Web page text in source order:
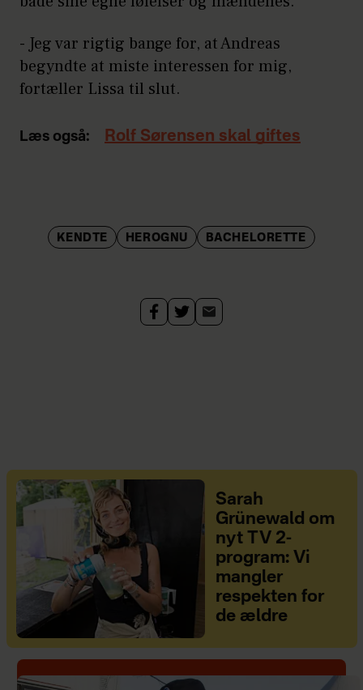
- Jeg var rigtig bange for, at Andreas
begyndte at miste interessen for mig,
fortæller Lissa til slut.
Læs også: Rolf Sørensen skal giftes
KENDTE HEROGNU BACHELORETTE
Sarah
Grünewald om
nyt TV 2-
program: Vi
mangler
respekten for
de ældre